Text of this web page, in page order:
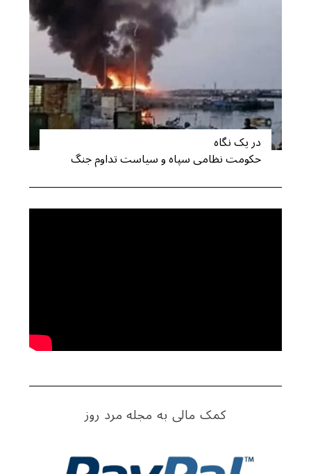
در یک نگاه
حکومت نظامی سپاه و سیاست تداوم جنگ
کمک مالی به مجله مرد روز